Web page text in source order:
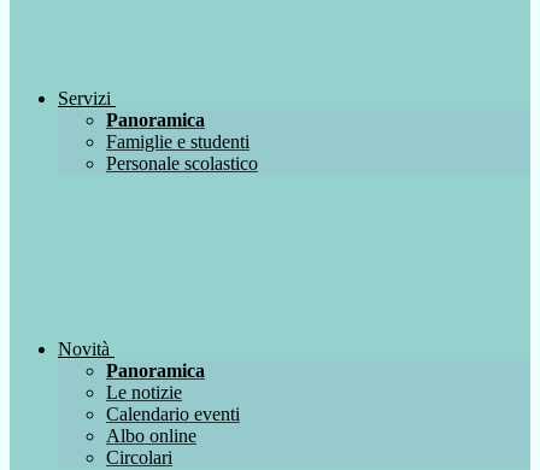
Servizi
Panoramica
Famiglie e studenti
Personale scolastico
Novità
Panoramica
Le notizie
Calendario eventi
Albo online
Circolari